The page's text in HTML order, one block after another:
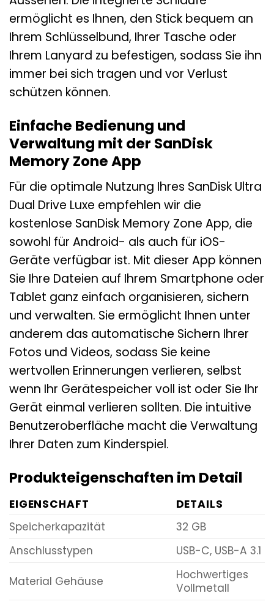
ermöglicht es Ihnen, den Stick bequem an
Ihrem Schlüsselbund, Ihrer Tasche oder
Ihrem Lanyard zu befestigen, sodass Sie ihn
immer bei sich tragen und vor Verlust
schützen können.
Einfache Bedienung und
Verwaltung mit der SanDisk
Memory Zone App
Für die optimale Nutzung Ihres SanDisk Ultra
Dual Drive Luxe empfehlen wir die
kostenlose SanDisk Memory Zone App, die
sowohl für Android- als auch für iOS-
Geräte verfügbar ist. Mit dieser App können
Sie Ihre Dateien auf Ihrem Smartphone oder
Tablet ganz einfach organisieren, sichern
und verwalten. Sie ermöglicht Ihnen unter
anderem das automatische Sichern Ihrer
Fotos und Videos, sodass Sie keine
wertvollen Erinnerungen verlieren, selbst
wenn Ihr Gerätespeicher voll ist oder Sie Ihr
Gerät einmal verlieren sollten. Die intuitive
Benutzeroberfläche macht die Verwaltung
Ihrer Daten zum Kinderspiel.
Produkteigenschaften im Detail
EIGENSCHAFT
DETAILS
Speicherkapazität
32 GB
Anschlusstypen
USB-C, USB-A 3.1
Material Gehäuse
Hochwertiges
Vollmetall